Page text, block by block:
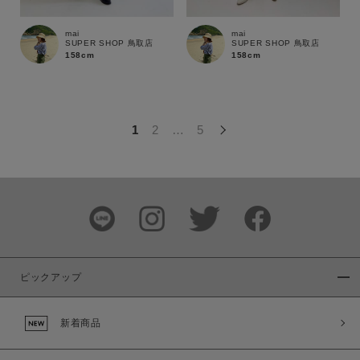
この条件で絞り込む
mai
SUPER SHOP 鳥取店
158cm
mai
SUPER SHOP 鳥取店
158cm
1 2 … 5
ピックアップ
新着商品